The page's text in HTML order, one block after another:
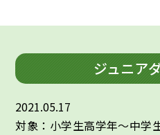
ジュニア
2021.05.17
対象：小学生高学年～中学